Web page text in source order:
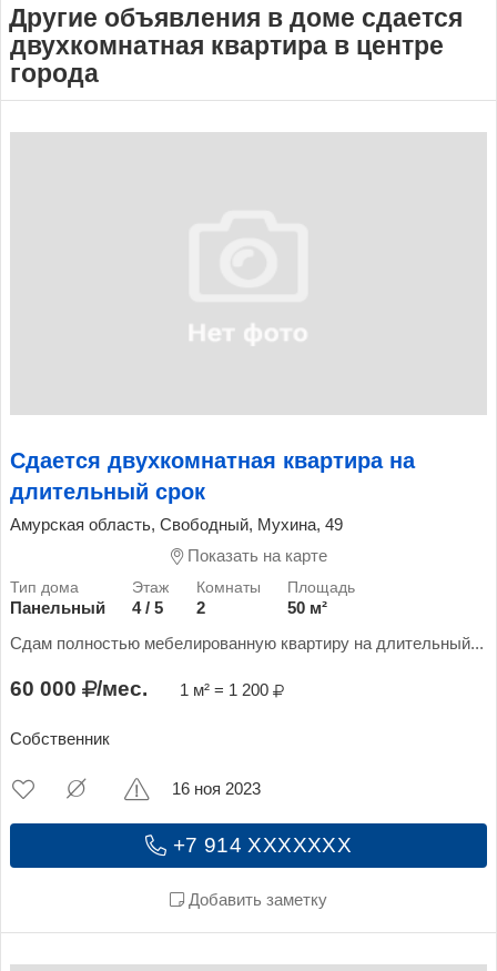
Другие объявления в доме сдается
двухкомнатная квартира в центре
города
Сдается двухкомнатная квартира на
длительный срок
Амурская область, Свободный, Мухина, 49
Показать на карте
Панельный 4 / 5 2
50 м²
Сдам полностью мебелированную квартиру на длительный...
60 000 /мес. 1 м² = 1 200
Собственник
+7 914 XXXXXXX
Добавить заметку
16 ноя 2023